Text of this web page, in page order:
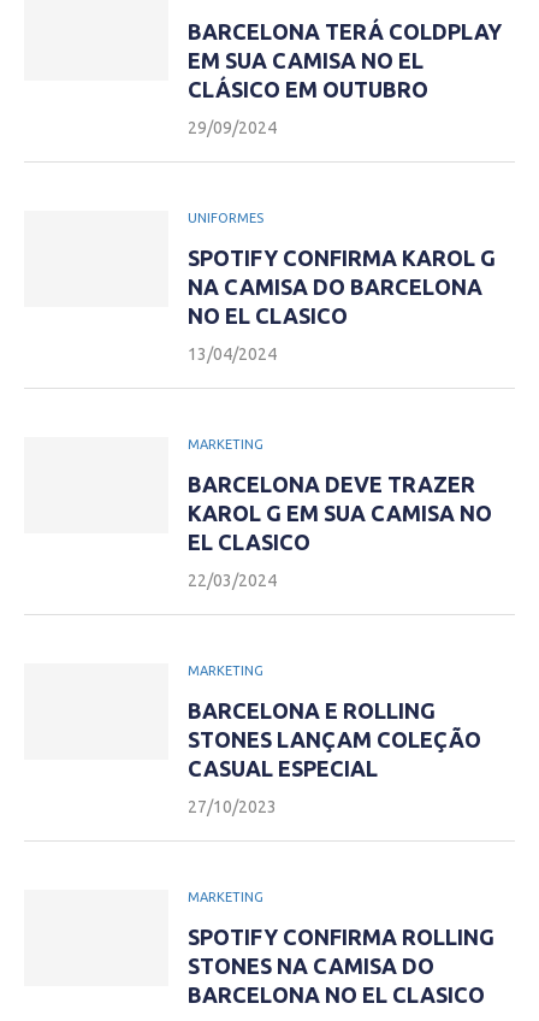
BARCELONA TERÁ COLDPLAY
EM SUA CAMISA NO EL
CLÁSICO EM OUTUBRO
29/09/2024
UNIFORMES
SPOTIFY CONFIRMA KAROL G
NA CAMISA DO BARCELONA
NO EL CLASICO
13/04/2024
MARKETING
BARCELONA DEVE TRAZER
KAROL G EM SUA CAMISA NO
EL CLASICO
22/03/2024
MARKETING
BARCELONA E ROLLING
STONES LANÇAM COLEÇÃO
CASUAL ESPECIAL
27/10/2023
MARKETING
SPOTIFY CONFIRMA ROLLING
STONES NA CAMISA DO
BARCELONA NO EL CLASICO